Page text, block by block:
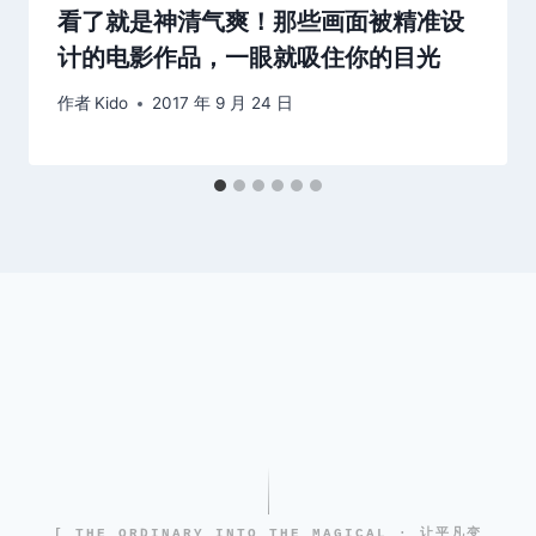
看了就是神清气爽！那些画面被精准设
计的电影作品，一眼就吸住你的目光
作者 Kido 2017 年 9 月 24 日